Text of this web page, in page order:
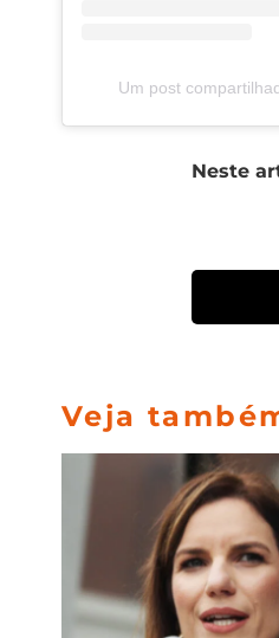
Um post
Neste
Veja